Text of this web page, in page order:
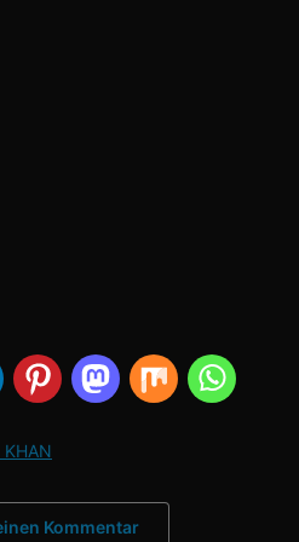
KHAN
Kommentar